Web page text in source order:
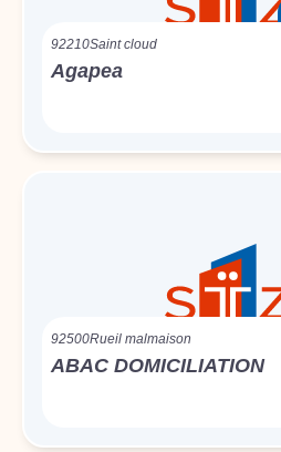
92210Saint cloud
Agapea
92500Rueil malmaison
ABAC DOMICILIATION